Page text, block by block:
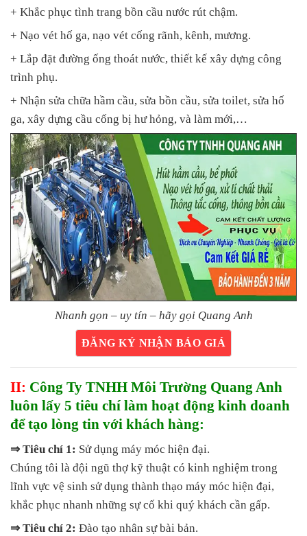
+ Khắc phục tình trang bồn cầu nước rút chậm.
+ Nạo vét hố ga, nạo vét cống rãnh, kênh, mương.
+ Lắp đặt đường ống thoát nước, thiết kế xây dựng công
trình phụ.
+ Nhận sửa chữa hầm cầu, sửa bồn cầu, sửa toilet, sửa hố
ga, xây dựng cầu cống bị hư hỏng, và làm mới,…
Nhanh gọn – uy tín – hãy gọi Quang Anh
ĐĂNG KÝ NHẬN BÁO GIÁ
II: Công Ty TNHH Môi Trường Quang Anh
luôn lấy 5 tiêu chí làm hoạt động kinh doanh
để tạo lòng tin với khách hàng:
⇒ Tiêu chí 1: Sử dụng máy móc hiện đại.
Chúng tôi là đội ngũ thợ kỹ thuật có kinh nghiệm trong
lĩnh vực vệ sinh sử dụng thành thạo máy móc hiện đại,
khắc phục nhanh những sự cố khi quý khách cần gấp.
⇒ Tiêu chí 2: Đào tạo nhân sự bài bản.